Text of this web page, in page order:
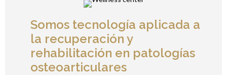
Somos tecnología aplicada a
la recuperación y
rehabilitación en patologías
osteoarticulares